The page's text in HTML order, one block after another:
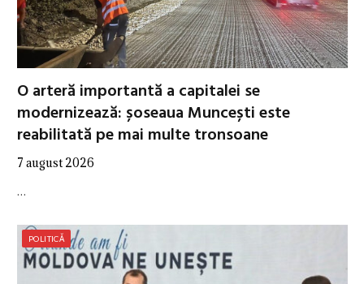
O arteră importantă a capitalei se
modernizează: șoseaua Muncești este
reabilitată pe mai multe tronsoane
7 august 2026
…
POLITICĂ